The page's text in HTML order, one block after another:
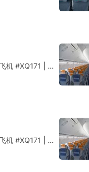
机 #XQ171 经济舱
机 #XQ171 经济舱